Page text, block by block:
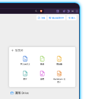
社群平台怎麼收集你的
怎麼維持多個網路身分
為什麼匿名支付重要
VPN 的風險與選擇
什麼是 Tails
Tails、Whonix、Qubes
選舉觀察員的自保
在中國大陸的公開平台
播資訊
治理章程
如何搭建 Tor
校園 Tor Relay 提案範本
校園 Tor Relay 架設